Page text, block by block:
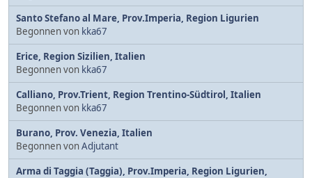
Santo Stefano al Mare, Prov.Imperia, Region Ligurien
Begonnen von kka67
Erice, Region Sizilien, Italien
Begonnen von kka67
Calliano, Prov.Trient, Region Trentino-Südtirol, Italien
Begonnen von kka67
Burano, Prov. Venezia, Italien
Begonnen vonAdjutant
Arma di Taggia (Taggia), Prov.Imperia, Region Ligurien,